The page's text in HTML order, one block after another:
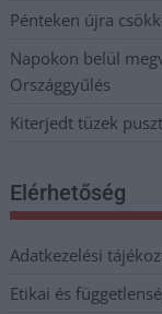
Pénteken újra
Napokon belül
Országgyűlés
Kiterjedt tüzek
Elérhetőség
Adatkezelési
Etikai és